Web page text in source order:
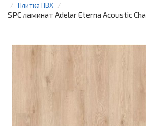
Плитка ПВХ
SPC ламинат Adelar Eterna Acoustic